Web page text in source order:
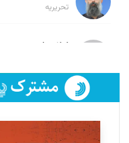
تحریریه
لیلا حنارود
فائزه فتحی رستمی
تحریریه